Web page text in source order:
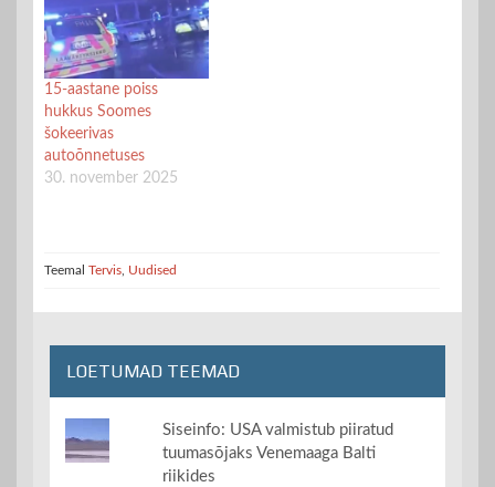
15-aastane poiss
hukkus Soomes
šokeerivas
autoõnnetuses
30. november 2025
Teemal Tervis Uudised
LOETUMAD TEEMAD
Siseinfo: USA valmistub piiratud
tuumasõjaks Venemaaga Balti
riikides